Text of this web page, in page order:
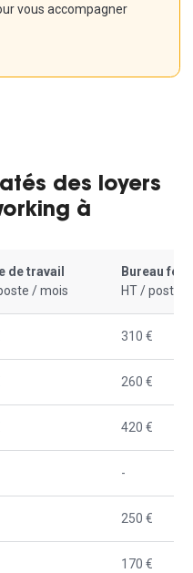
vous accompagner
des loyers
à
de travail
/ mois
Bureau
HT / poste /
310 €
260 €
420 €
-
250 €
170 €